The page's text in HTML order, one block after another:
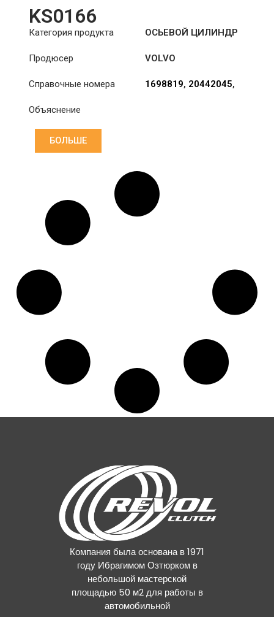
KS0166
Категория продукта ОСЬЕВОЙ ЦИЛИНДР
Продюсер VOLVO
Справочные номера 1698819, 20442045,
Объяснение
БОЛЬШЕ
Компания была основана в 1971
году Ибрагимом Озтюрком в
небольшой мастерской
площадью 50 м2 для работы в
автомобильной